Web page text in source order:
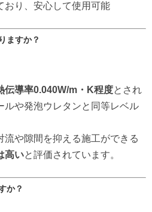
おり、安心して使用可能
ますか？
伝導率0.040W/m・K程度とされ
ルや発泡ウレタンと同等レベル
流や隙間を抑える施工ができる
高いと評価されています。
か？